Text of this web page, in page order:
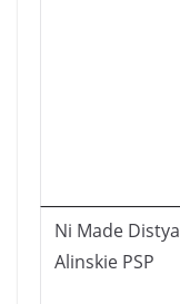
Ni Made Distya
Alinskie PSP